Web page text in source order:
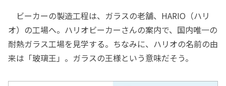
ビーカーの製造工程は、ガラスの老舗、HARIO（ハリ
オ）の工場へ。ハリオビーカーさんの案内で、国内唯一の
耐熱ガラス工場を見学する。ちなみに、ハリオの名前の由
来は「玻璃王」。ガラスの王様という意味だそう。